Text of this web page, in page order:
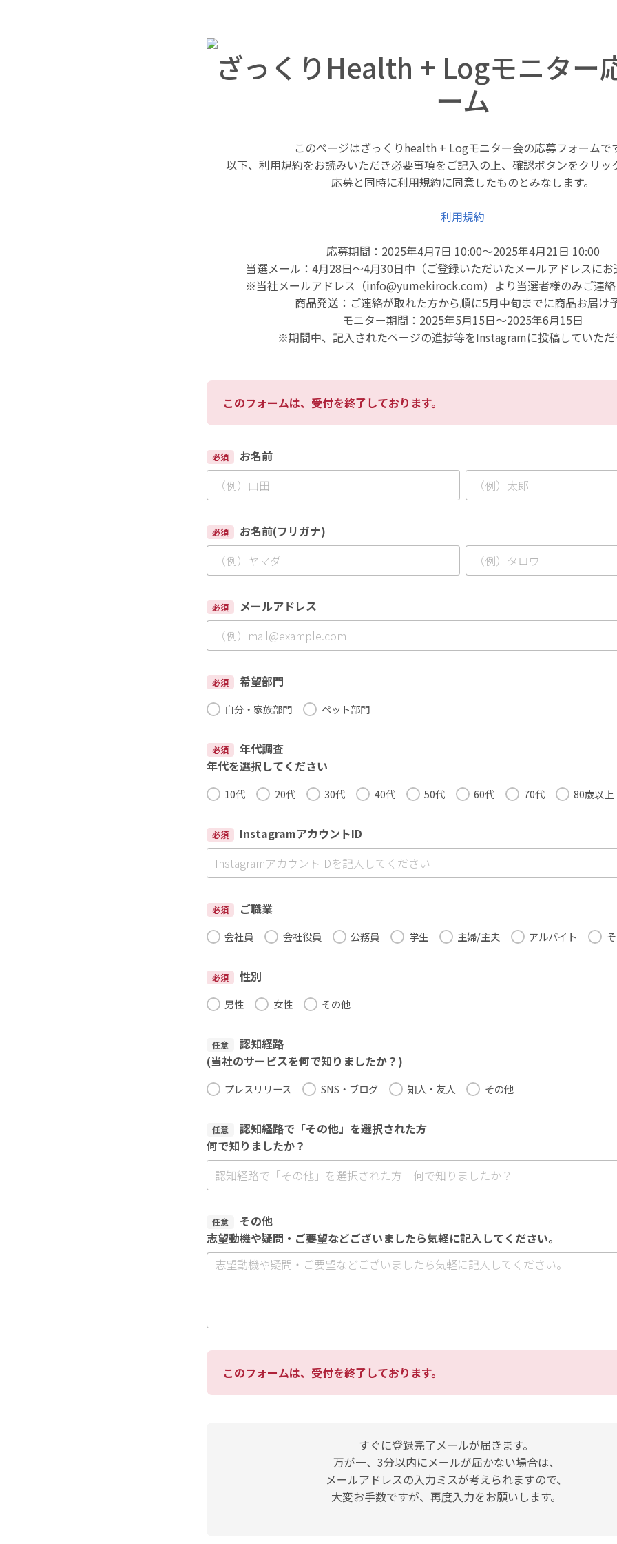
ざっくりHealth + Logモニター
ーム
このページはざっくりhealth + Logモニター会の応募フォームで
以下、利用規約をお読みいただき必要事項をご記入の上、確認ボタンをクリッ
応募と同時に利用規約に同意したものとみなします。
利用規約
応募期間：2025年4月7日 10:00～2025年4月21日 10:00
当選メール：4月28日～4月30日中（ご登録いただいたメールアドレスに
※当社メールアドレス（info@yumekirock.com）より当選者様のみご連絡
商品発送：ご連絡が取れた方から順に5月中旬までに商品お届け
モニター期間：2025年5月15日～2025年6月15日
※期間中、記入されたページの進捗等をInstagramに投稿していた
このフォームは、受付を終了しております。
必須 お名前
必須 お名前(フリガナ)
必須 メールアドレス
必須 希望部門
自分・家族部門 ペット部門
必須
年代調査
年代を選択してください
10代 20代 30代 40代 50代 60代 70代 80歳以上
必須 InstagramアカウントID
必須 ご職業
会社員 会社役員 公務員 学生 主婦/主夫 アルバイト
必須 性別
男性 女性 その他
任意
認知経路
(当社のサービスを何で知りましたか？)
プレスリリース SNS・ブログ 知人・友人 その他
任意
認知経路で「その他」を選択された方
何で知りましたか？
任意
その他
志望動機や疑問・ご要望などございましたら気軽に記入してください。
このフォームは、受付を終了しております。
すぐに登録完了メールが届きます。
万が一、3分以内にメールが届かない場合は、
メールアドレスの入力ミスが考えられますので、
大変お手数ですが、再度入力をお願いします。